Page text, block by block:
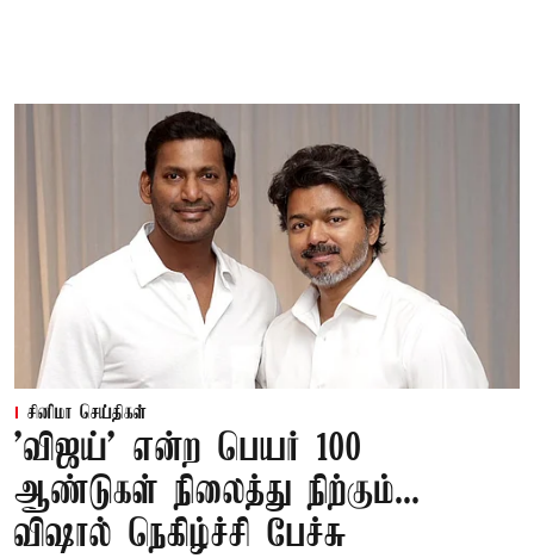
சினிமா செய்திகள்
'விஜய்' என்ற பெயர் 100
ஆண்டுகள் நிலைத்து நிற்கும்...
விஷால் நெகிழ்ச்சி பேச்சு